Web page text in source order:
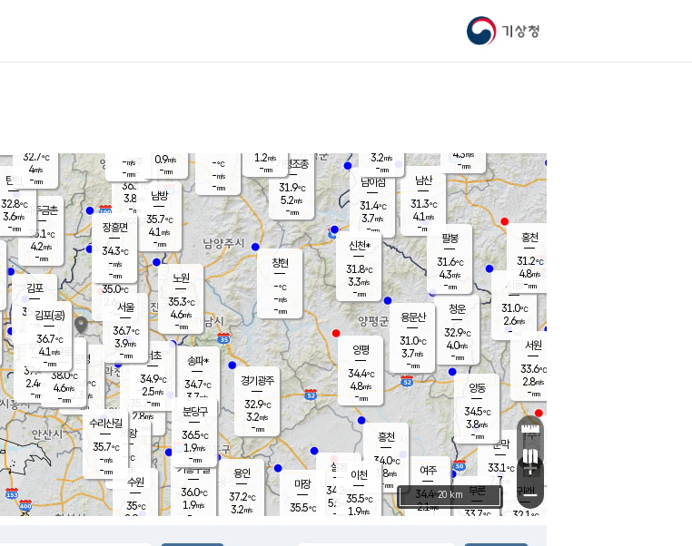
기상청
문막
33.1℃
7.7m/s
mm
남이섬
31.4℃
3.7m/s
-mm
양주
36.1℃
3.8
-mm
부론
33.7℃
과천
35.7℃
2.8m/s
- mm
남산
31.3℃
4.1 m/s
-mm
청운
32.9℃
4.0m/s
-mm
팔봉
31.6℃
4.3m/s
-mm
용인
37.2℃
3.2m/s
여주
34.4℃
2.1m/s
양동
34.5℃
3.8m/s
-mm
경기광주
32.9℃
3.2m/s
-mm
3.2m/s
-mm
파주금촌
35.1℃
4.2m/s
-mm
가평조종
31.9℃
5.2m/s
-mm
-℃
-m/s
-mm
신천*
31.8℃
3.3m/s
-mm
창현
-℃
-m/s
-mm
탄현
32.8℃
3.6m/s
-mm
1.2m/s
-mm
흥천
34.0℃
3.8m/s
-mm
마장
35.5℃
의왕
- ℃
m/s
mm
김포
35.6℃
-m/s
mm
설봉
34.2
5.5 m/s
- mm
광명
36.6 ℃
2.3 m/s
-mm
부천
37.4℃
2.4m/s
-mm
구로
38.0℃
4.6m/s
-mm
은평
35.0℃
2.6 m/s
- mm
노원
35.3℃
4.6m/s
-mm
송파*
34.7℃
3.7m/s
-mm
서초
34.9℃
2.5m/s
-mm
남방
35.7℃
4.1 m/s
-mm
기흥구갈
36.0℃
1.9m/s
-
수리산길
35.7℃
-m/s
-mm
분당구
36.5℃
1.9m/s
-mm
장흥면
34.3℃
-m/s
-mm
-m/s
-mm
시동
31.0℃
2.6m/s
- mm
귀래
32.1 ℃
서원
33.6℃
2.8m/s
-mm
용문산
31.0℃
3.7m/s
-mm
김포(공)
36.7℃
4.1 m/s
-mm
홍천
31.2℃
4.8m/s
-mm
이천
35.5℃
1.9m/s
양평
34.4℃
4.8m/s
-mm
수원
35℃
2.9m/s
서울
36.7℃
3.9m/s
-mm
4.3m/s
-mm
32.7℃
4m/s
-mm
0.9m/s
-mm
+
−
20 km